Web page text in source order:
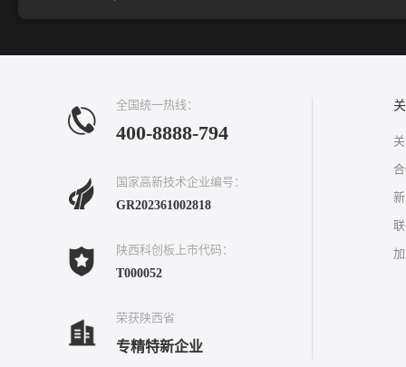
全国统一热线：
400-8888-794
国家高新技术企业编号：
GR202361002818
陕西科创板上市代码：
T000052
荣获陕西省
专精特新企业